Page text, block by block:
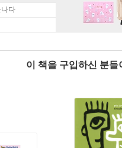
다
이 책을 구입하신 분